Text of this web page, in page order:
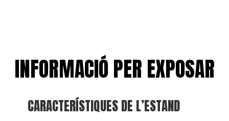
INFORMACIÓ PER EXPOSAR
CARACTERÍSTIQUES DE L’ESTAND